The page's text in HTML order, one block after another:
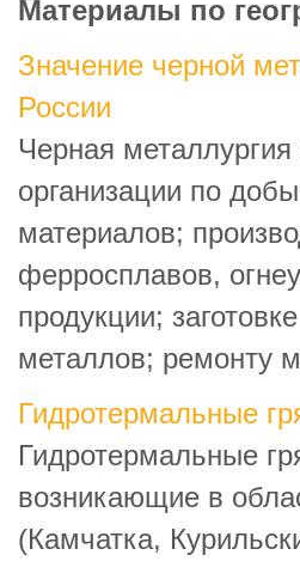
Материалы по
Значение черной
России
Черная
организации по
материалов;
ферросплавов,
продукции;
металлов; ремонту
Гидротермальные
Гидротермальные
возникающие в
(Камчатка,